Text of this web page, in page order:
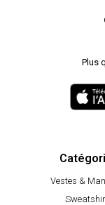
Plus
Vestes &